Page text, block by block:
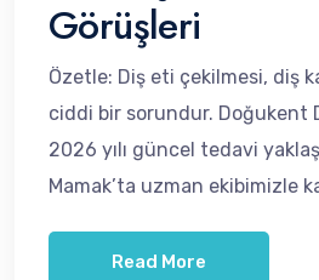
Görüşleri
Özetle: Diş eti çekilmesi, diş
ciddi bir sorundur. Doğukent
2026 yılı güncel tedavi
Mamak’ta uzman ekibimizle
Read More